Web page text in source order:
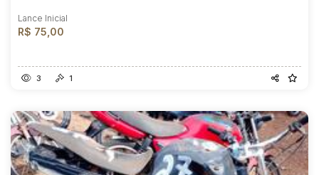
Lance Inicial
R$ 75,00
3 1